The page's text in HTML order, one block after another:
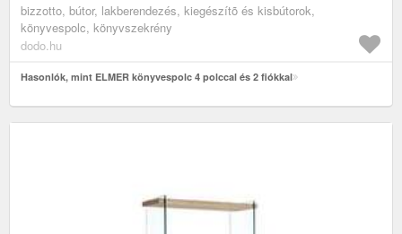
bizzotto, bútor, lakberendezés, kiegészítõ és kisbútorok,
könyvespolc, könyvszekrény
dodo.hu
Hasonlók, mint ELMER könyvespolc 4 polccal és 2 fiókkal